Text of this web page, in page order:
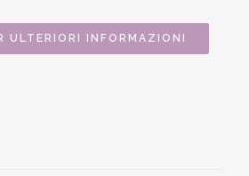
ULTERIORI INFORMAZIONI